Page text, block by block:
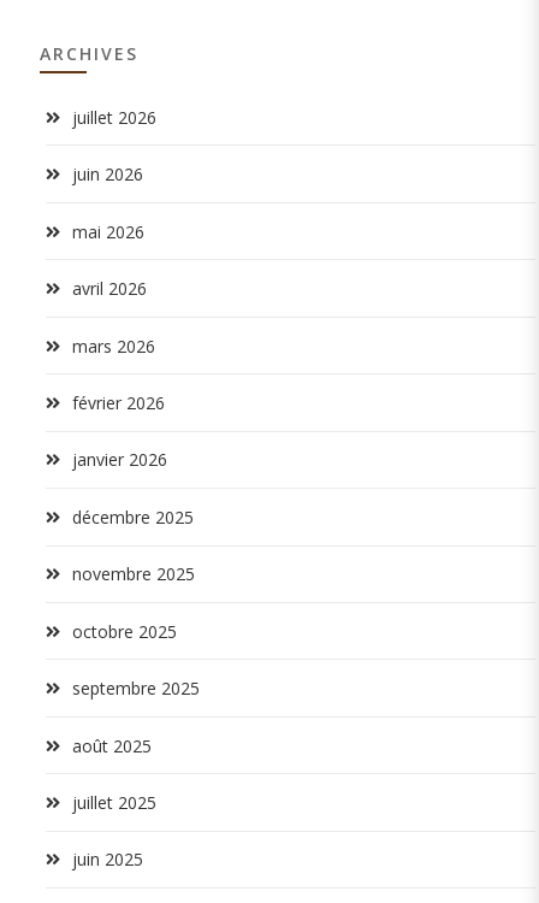
ARCHIVES
juillet 2026
juin 2026
mai 2026
avril 2026
mars 2026
février 2026
janvier 2026
décembre 2025
novembre 2025
octobre 2025
septembre 2025
août 2025
juillet 2025
juin 2025